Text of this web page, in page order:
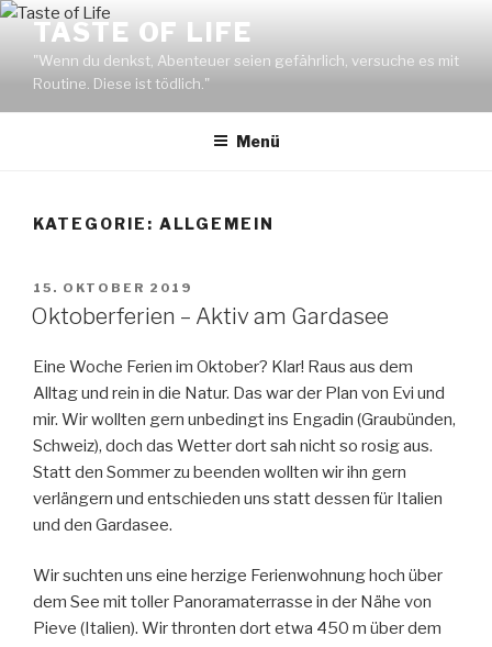
Zum
Inhalt
springen
TASTE OF LIFE
"Wenn du denkst, Abenteuer seien gefährlich, versuche es mit
Routine. Diese ist tödlich."
Menü
KATEGORIE: ALLGEMEIN
VERÖFFENTLICHT
AM
15. OKTOBER 2019
Oktoberferien – Aktiv am Gardasee
Eine Woche Ferien im Oktober? Klar! Raus aus dem
Alltag und rein in die Natur. Das war der Plan von Evi und
mir. Wir wollten gern unbedingt ins Engadin (Graubünden,
Schweiz), doch das Wetter dort sah nicht so rosig aus.
Statt den Sommer zu beenden wollten wir ihn gern
verlängern und entschieden uns statt dessen für Italien
und den Gardasee.
Wir suchten uns eine herzige Ferienwohnung hoch über
dem See mit toller Panoramaterrasse in der Nähe von
Pieve (Italien). Wir thronten dort etwa 450 m über dem